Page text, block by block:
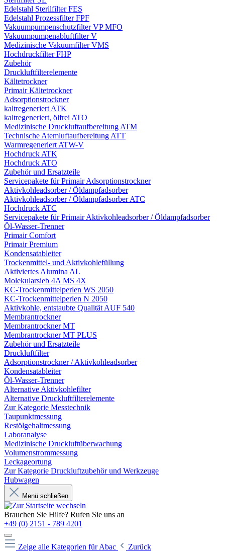
Edelstahl Sterilfilter FES
Edelstahl Prozessfilter FPF
Vakuumpumpenschutzfilter VP MFO
Vakuumpumpenabluftfilter V
Medizinische Vakuumfilter VMS
Hochdruckfilter FHP
Zubehör
Druckluftfilterelemente
Kältetrockner
Primair Kältetrockner
Adsorptionstrockner
kaltregeneriert ATK
kaltregeneriert, ölfrei ATO
Medizinische Druckluftaufbereitung ATM
Technische Atemluftaufbereitung ATT
Warmregeneriert ATW-V
Hochdruck ATK
Hochdruck ATO
Zubehör und Ersatzteile
Servicepakete für Primair Adsorptionstrockner
Aktivkohleadsorber / Öldampfadsorber
Aktivkohleadsorber / Öldampfadsorber ATC
Hochdruck ATC
Servicepakete für Primair Aktivkohleadsorber / Öldampfadsorber
Öl-Wasser-Trenner
Primair Comfort
Primair Premium
Kondensatableiter
Trockenmittel- und Aktivkohlefüllung
Aktiviertes Alumina AL
Molekularsieb 4A MS 4X
KC-Trockenmittelperlen WS 2050
KC-Trockenmittelperlen N 2050
Aktivkohle, entstaubte Qualität AUF 540
Membrantrockner
Membrantrockner MT
Membrantrockner MT PLUS
Zubehör und Ersatzteile
Druckluftfilter
Adsorptionstrockner / Aktivkohleadsorber
Kondensatableiter
Öl-Wasser-Trenner
Alternative Aktivkohlefilter
Alternative Druckluftfilterelemente
Zur Kategorie Messtechnik
Taupunktmessung
Restölgehaltmessung
Laboranalyse
Medizinische Druckluftüberwachung
Volumenstrommessung
Leckageortung
Zur Kategorie Druckluftzubehör und Werkzeuge
Hubwagen
Menü schließen
Brauchen Sie Hilfe? Rufen Sie uns an
+49 (0) 2151 - 789 4201
Zeige alle Kategorien für Abac
Zurück